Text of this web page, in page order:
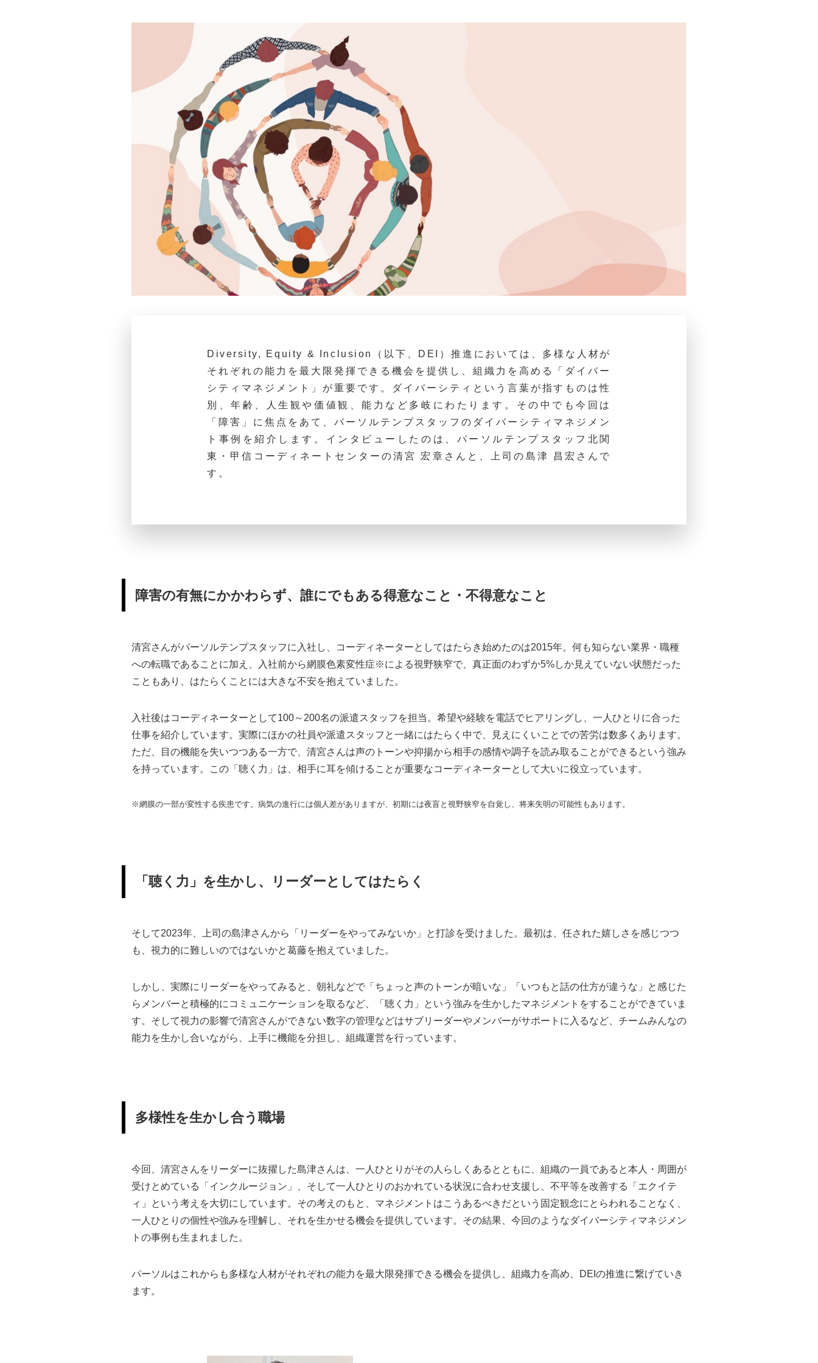
Diversity, Equity & Inclusion（以下、DEI）推進においては、多様な人材が
それぞれの能力を最大限発揮できる機会を提供し、組織力を高める「ダイバー
シティマネジメント」が重要です。ダイバーシティという言葉が指すものは性
別、年齢、人生観や価値観、能力など多岐にわたります。その中でも今回は
「障害」に焦点をあて、パーソルテンプスタッフのダイバーシティマネジメン
ト事例を紹介します。インタビューしたのは、パーソルテンプスタッフ北関
東・甲信コーディネートセンターの清宮 宏章さんと、上司の島津 昌宏さんで
す。
障害の有無にかかわらず、誰にでもある得意なこと・不得意なこと
清宮さんがパーソルテンプスタッフに入社し、コーディネーターとしてはたらき始めたのは2015年。何も知らない業界・職種
への転職であることに加え、入社前から網膜色素変性症※による視野狭窄で、真正面のわずか5%しか見えていない状態だった
こともあり、はたらくことには大きな不安を抱えていました。
入社後はコーディネーターとして100～200名の派遣スタッフを担当。希望や経験を電話でヒアリングし、一人ひとりに合った
仕事を紹介しています。実際にほかの社員や派遣スタッフと一緒にはたらく中で、見えにくいことでの苦労は数多くあります。
ただ、目の機能を失いつつある一方で、清宮さんは声のトーンや抑揚から相手の感情や調子を読み取ることができるという強み
を持っています。この「聴く力」は、相手に耳を傾けることが重要なコーディネーターとして大いに役立っています。
※網膜の一部が変性する疾患です。病気の進行には個人差がありますが、初期には夜盲と視野狭窄を自覚し、将来失明の可能性もあります。
「聴く力」を生かし、リーダーとしてはたらく
そして2023年、上司の島津さんから「リーダーをやってみないか」と打診を受けました。最初は、任された嬉しさを感じつつ
も、視力的に難しいのではないかと葛藤を抱えていました。
しかし、実際にリーダーをやってみると、朝礼などで「ちょっと声のトーンが暗いな」「いつもと話の仕方が違うな」と感じた
らメンバーと積極的にコミュニケーションを取るなど、「聴く力」という強みを生かしたマネジメントをすることができていま
す。そして視力の影響で清宮さんができない数字の管理などはサブリーダーやメンバーがサポートに入るなど、チームみんなの
能力を生かし合いながら、上手に機能を分担し、組織運営を行っています。
多様性を生かし合う職場
今回、清宮さんをリーダーに抜擢した島津さんは、一人ひとりがその人らしくあるとともに、組織の一員であると本人・周囲が
受けとめている「インクルージョン」、そして一人ひとりのおかれている状況に合わせ支援し、不平等を改善する「エクイテ
ィ」という考えを大切にしています。その考えのもと、マネジメントはこうあるべきだという固定観念にとらわれることなく、
一人ひとりの個性や強みを理解し、それを生かせる機会を提供しています。その結果、今回のようなダイバーシティマネジメン
トの事例も生まれました。
パーソルはこれからも多様な人材がそれぞれの能力を最大限発揮できる機会を提供し、組織力を高め、DEIの推進に繋げていき
ます。